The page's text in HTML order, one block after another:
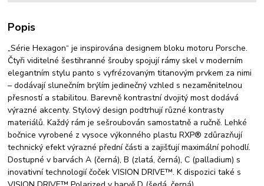
Popis
„Série Hexagon“ je inspirována designem bloku motoru Porsche.
Čtyři viditelné šestihranné šrouby spojují rámy skel v moderním
elegantním stylu panto s vyfrézovaným titanovým prvkem za nimi
– dodávají slunečním brýlím jedinečný vzhled s nezaměnitelnou
přesností a stabilitou. Barevně kontrastní dvojitý most dodává
výrazné akcenty. Stylový design podtrhují různé kontrasty
materiálů. Každý rám je sešroubován samostatně a ručně. Lehké
bočnice vyrobené z vysoce výkonného plastu RXP® zdůrazňují
technický efekt výrazné přední části a zajišťují maximální pohodlí.
Dostupné v barvách A (černá), B (zlatá, černá), C (palladium) s
inovativní technologií čoček VISION DRIVE™. K dispozici také s